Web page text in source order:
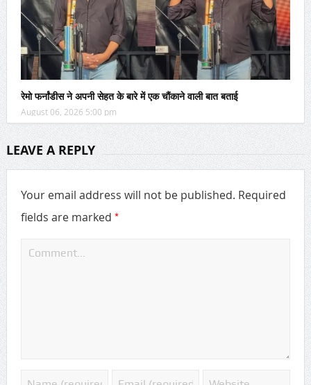
रेमो फर्नांडीस ने अपनी सेहत के बारे में एक चौंकाने वाली बात बताई
August 06, 2026 5:00 pm
LEAVE A REPLY
Your email address will not be published. Required
fields are marked *